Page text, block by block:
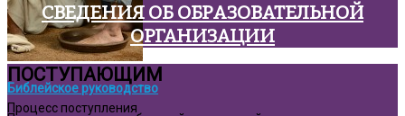
Библейское руководство
СВЕДЕНИЯ ОБ ОБРАЗОВАТЕЛЬНОЙ
ОРГАНИЗАЦИИ
ПОСТУПАЮЩИМ
Процесс поступления